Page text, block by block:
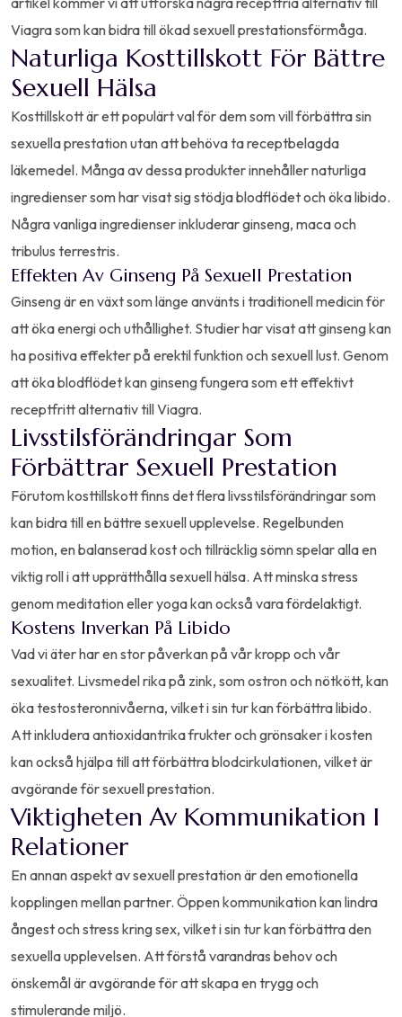
Viagra som kan bidra till ökad sexuell prestationsförmåga.
Naturliga Kosttillskott För Bättre
Sexuell Hälsa
Kosttillskott är ett populärt val för dem som vill förbättra sin
sexuella prestation utan att behöva ta receptbelagda
läkemedel. Många av dessa produkter innehåller naturliga
ingredienser som har visat sig stödja blodflödet och öka libido.
Några vanliga ingredienser inkluderar ginseng, maca och
tribulus terrestris.
Effekten Av Ginseng På Sexuell Prestation
Ginseng är en växt som länge använts i traditionell medicin för
att öka energi och uthållighet. Studier har visat att ginseng kan
ha positiva effekter på erektil funktion och sexuell lust. Genom
att öka blodflödet kan ginseng fungera som ett effektivt
receptfritt alternativ till Viagra.
Livsstilsförändringar Som
Förbättrar Sexuell Prestation
Förutom kosttillskott finns det flera livsstilsförändringar som
kan bidra till en bättre sexuell upplevelse. Regelbunden
motion, en balanserad kost och tillräcklig sömn spelar alla en
viktig roll i att upprätthålla sexuell hälsa. Att minska stress
genom meditation eller yoga kan också vara fördelaktigt.
Kostens Inverkan På Libido
Vad vi äter har en stor påverkan på vår kropp och vår
sexualitet. Livsmedel rika på zink, som ostron och nötkött, kan
öka testosteronnivåerna, vilket i sin tur kan förbättra libido.
Att inkludera antioxidantrika frukter och grönsaker i kosten
kan också hjälpa till att förbättra blodcirkulationen, vilket är
avgörande för sexuell prestation.
Viktigheten Av Kommunikation I
Relationer
En annan aspekt av sexuell prestation är den emotionella
kopplingen mellan partner. Öppen kommunikation kan lindra
ångest och stress kring sex, vilket i sin tur kan förbättra den
sexuella upplevelsen. Att förstå varandras behov och
önskemål är avgörande för att skapa en trygg och
stimulerande miljö.